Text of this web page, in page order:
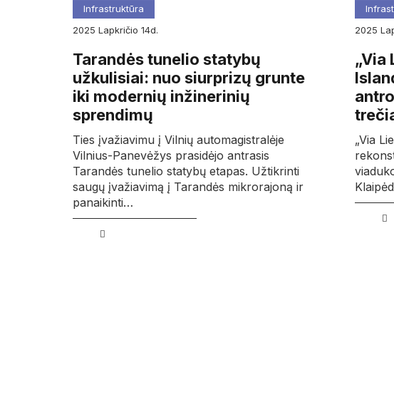
Infrastruktūra
2025
lapkričio 14d.
Tarandės tunelio statybų
užkulisiai: nuo siurprizų grunte
iki modernių inžinerinių
sprendimų
Ties įvažiavimu į Vilnių automagistralėje
Vilnius-Panevėžys prasidėjo antrasis
Tarandės tunelio statybų etapas. Užtikrinti
saugų įvažiavimą į Tarandės mikrorajoną ir
panaikinti…
2025
„Via
„Via